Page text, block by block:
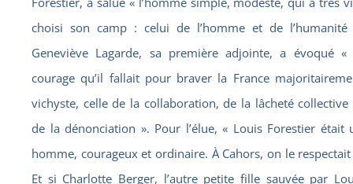
choisi son camp : celui de l’homme et de l’humanité
Geneviève Lagarde, sa première adjointe, a évoqué «
courage qu’il fallait pour braver la France
vichyste, celle de la collaboration, de la lâcheté collective
de la dénonciation ». Pour l’élue, « Louis Forestier était
homme, courageux et ordinaire. À Cahors, on le respectait
Et si Charlotte Berger, l’autre petite fille sauvée par